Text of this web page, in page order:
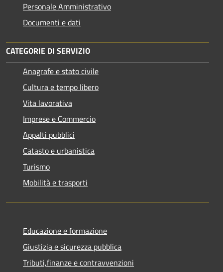
Personale Amministrativo
Documenti e dati
CATEGORIE DI SERVIZIO
Anagrafe e stato civile
Cultura e tempo libero
Vita lavorativa
Imprese e Commercio
Appalti pubblici
Catasto e urbanistica
Turismo
Mobilità e trasporti
Educazione e formazione
Giustizia e sicurezza pubblica
Tributi,finanze e contravvenzioni